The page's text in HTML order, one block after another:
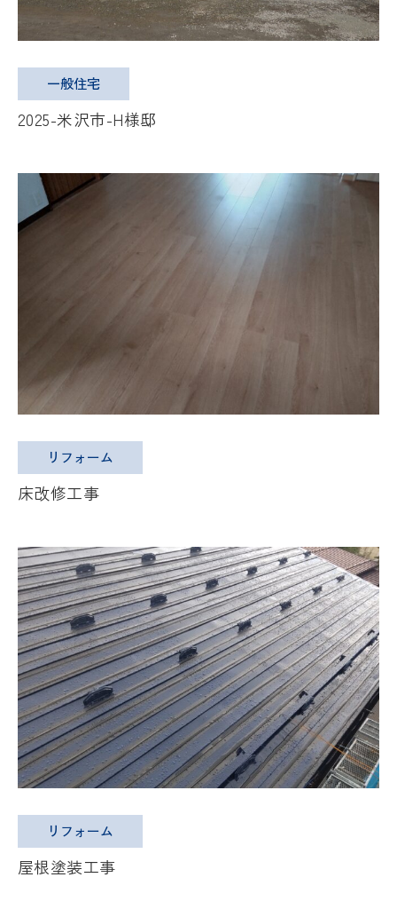
一般住宅
2025-米沢市-H様邸
リフォーム
床改修工事
リフォーム
屋根塗装工事